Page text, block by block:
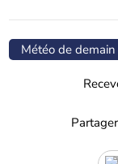
Météo de demain
Partager